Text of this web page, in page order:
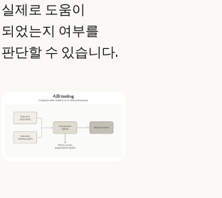
실제로 도움이
되었는지 여부를
판단할 수 있습니다.